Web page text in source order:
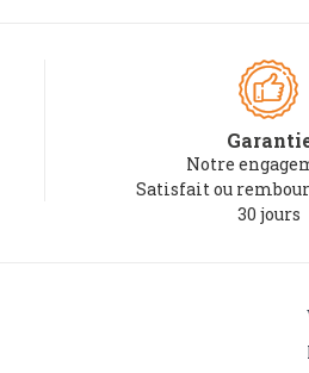
Notre
Satisfait ou
30 jours